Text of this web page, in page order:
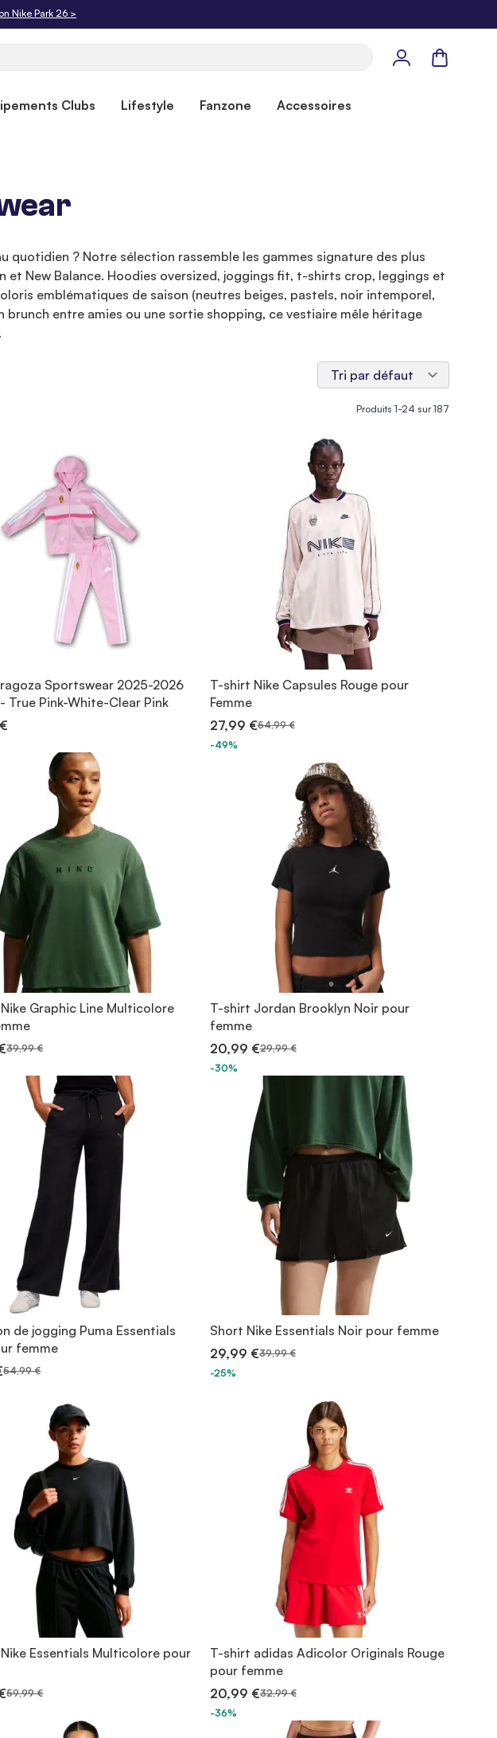
sous 30 jours.
Panier
Clubs Lifestyle Fanzone Accessoires
? Notre sélection rassemble les gammes signature des plus
et New Balance. Hoodies oversized, joggings fit, t-shirts crop, leggings et
emblématiques de saison (neutres beiges, pastels, noir intemporel,
entre amies ou une sortie shopping, ce vestiaire mêle héritage
Produits 1-24 sur187
Sportswear 2025-2026
True Pink-White-Clear Pink
T-shirt Nike Capsules Rouge pour
Femme
27,99 €54,99 €
-49%
Graphic Line Multicolore
39,99 €
T-shirt Jordan Brooklyn Noir pour
femme
20,99 €29,99 €
-30%
de jogging Puma Essentials
femme
54,99 €
Short Nike Essentials Noir pour femme
29,99 €39,99 €
-25%
Essentials Multicolore pour
59,99 €
T-shirt adidas Adicolor Originals Rouge
pour femme
20,99 €32,99 €
-36%